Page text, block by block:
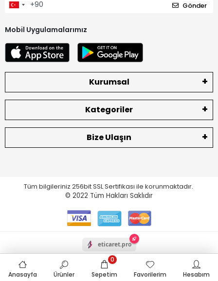
Gönder
Mobil Uygulamalarımız
Kurumsal
Kategoriler
Bize Ulaşın
Tüm bilgileriniz 256bit SSL Sertifikası ile korunmaktadır.
© 2022 Tüm Hakları Saklıdır
Anasayfa Ürünler Sepetim
0
Favorilerim
Hesabım
eticaret.pro